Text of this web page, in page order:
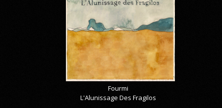
Fourmi
L'Alunissage Des Fragilos